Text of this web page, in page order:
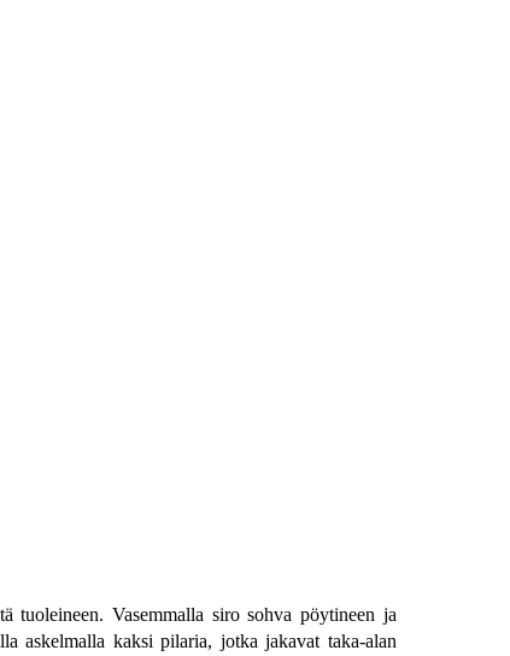
tuoleineen. Vasemmalla siro sohva pöytineen ja
askelmalla kaksi pilaria, jotka jakavat taka-alan